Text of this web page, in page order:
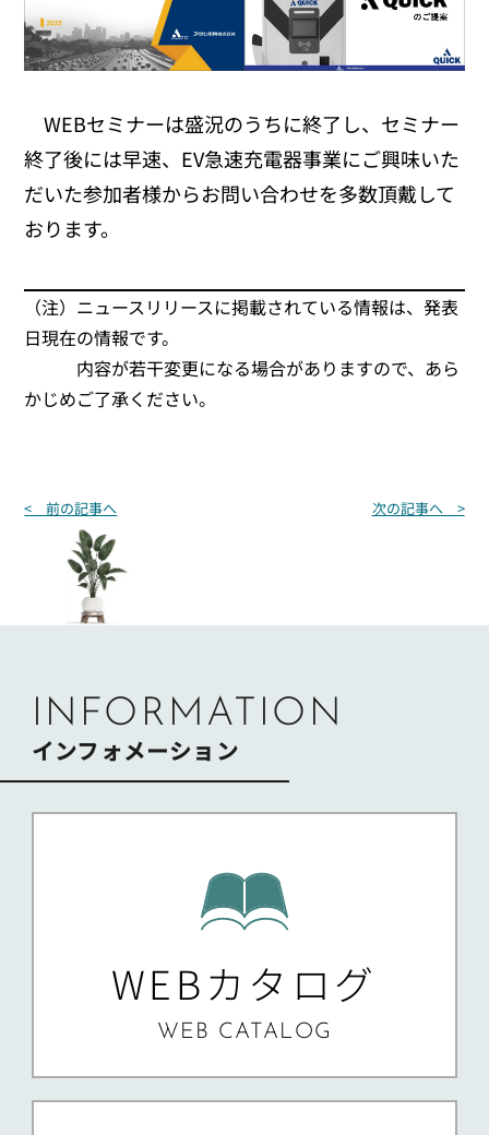
WEBセミナーは盛況のうちに終了し、セミナー
終了後には早速、EV急速充電器事業にご興味いた
だいた参加者様からお問い合わせを多数頂戴して
おります。
（注）ニュースリリースに掲載されている情報は、発表
日現在の情報です。
内容が若干変更になる場合がありますので、あら
かじめご了承ください。
投
シ
< 前の記事へ 次の記事へ >
INFORMATION
インフォメーション
WEBカタログ
WEB CATALOG